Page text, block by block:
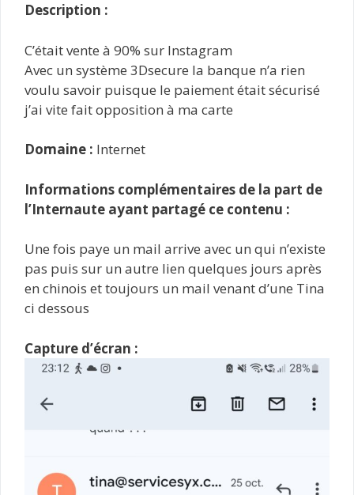
Description :
C’était vente à 90% sur Instagram
Avec un système 3Dsecure la banque n’a rien
voulu savoir puisque le paiement était sécurisé
j’ai vite fait opposition à ma carte
Domaine : Internet
Informations complémentaires de la part de
l’Internaute ayant partagé ce contenu :
Une fois paye un mail arrive avec un qui n’existe
pas puis sur un autre lien quelques jours après
en chinois et toujours un mail venant d’une Tina
ci dessous
Capture d’écran :